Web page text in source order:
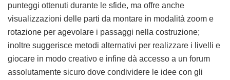
punteggi ottenuti durante le sfide, ma offre anche
visualizzazioni delle parti da montare in modalità zoom e
rotazione per agevolare i passaggi nella costruzione;
inoltre suggerisce metodi alternativi per realizzare i livelli e
giocare in modo creativo e infine dà accesso a un forum
assolutamente sicuro dove condividere le idee con gli